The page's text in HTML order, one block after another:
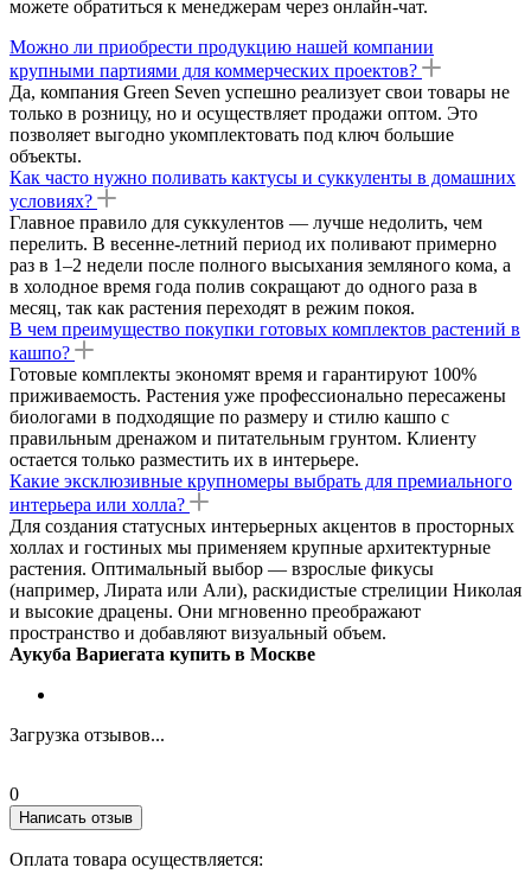
можете обратиться к менеджерам через онлайн-чат.
Можно ли приобрести продукцию нашей компании
крупными партиями для коммерческих проектов?
Да, компания Green Seven успешно реализует свои товары не
только в розницу, но и осуществляет продажи оптом. Это
позволяет выгодно укомплектовать под ключ большие
объекты.
Как часто нужно поливать кактусы и суккуленты в домашних
условиях?
Главное правило для суккулентов — лучше недолить, чем
перелить. В весенне-летний период их поливают примерно
раз в 1–2 недели после полного высыхания земляного кома, а
в холодное время года полив сокращают до одного раза в
месяц, так как растения переходят в режим покоя.
В чем преимущество покупки готовых комплектов растений в
кашпо?
Готовые комплекты экономят время и гарантируют 100%
приживаемость. Растения уже профессионально пересажены
биологами в подходящие по размеру и стилю кашпо с
правильным дренажом и питательным грунтом. Клиенту
остается только разместить их в интерьере.
Какие эксклюзивные крупномеры выбрать для премиального
интерьера или холла?
Для создания статусных интерьерных акцентов в просторных
холлах и гостиных мы применяем крупные архитектурные
растения. Оптимальный выбор — взрослые фикусы
(например, Лирата или Али), раскидистые стрелиции Николая
и высокие драцены. Они мгновенно преображают
пространство и добавляют визуальный объем.
Аукуба Вариегата купить в Москве
Загрузка отзывов...
0
Написать отзыв
Оплата товара осуществляется: